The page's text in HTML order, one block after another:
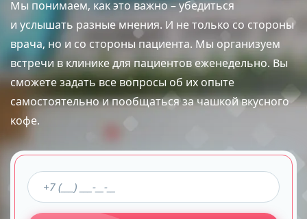
Мы понимаем, как это важно – убедиться
и услышать разные мнения. И не только со стороны
врача, но и со стороны пациента. Мы организуем
встречи в клинике для пациентов еженедельно. Вы
сможете задать все вопросы об их опыте
самостоятельно и пообщаться за чашкой вкусного
кофе.